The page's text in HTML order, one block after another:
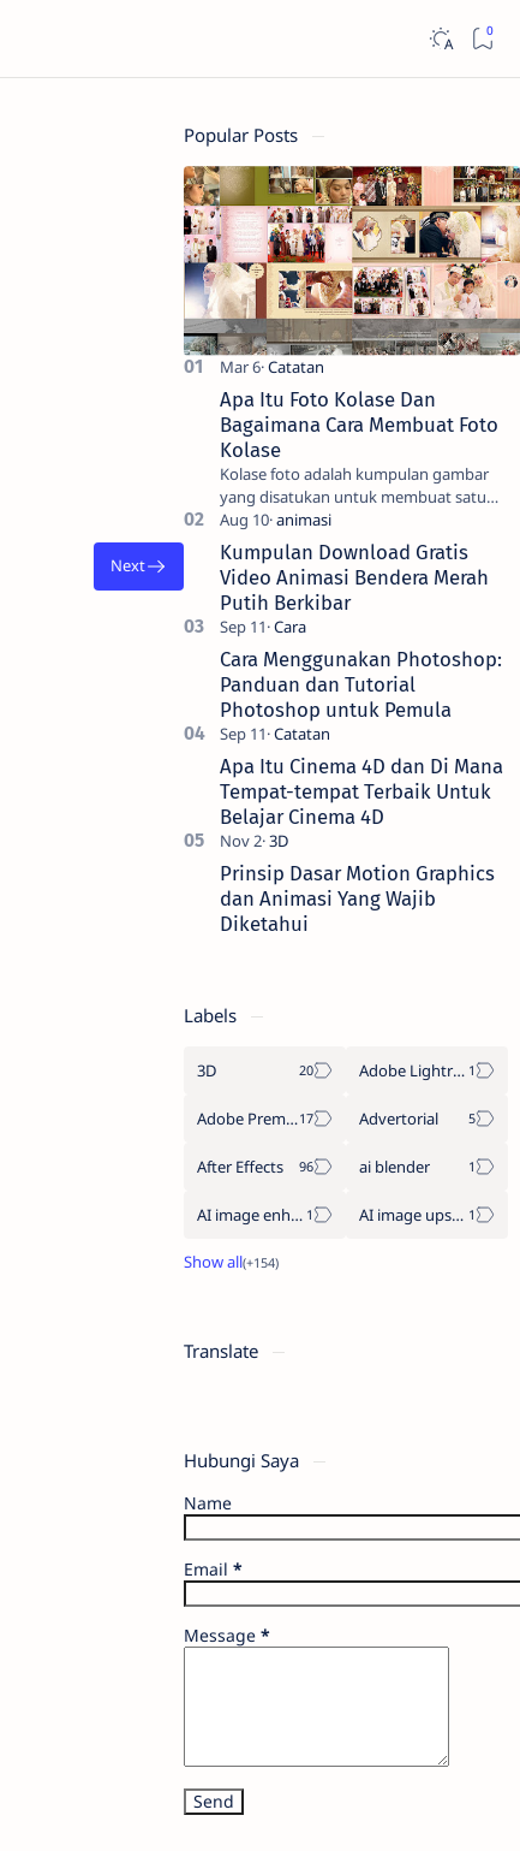
Popular Posts
Apa Itu Foto Kolase Dan
Bagaimana Cara Membuat Foto
Kolase
Kolase foto adalah kumpulan gambar
yang disatukan untuk membuat satu
gambar. Seni tradisional melibatkan
pemotongan gambar menjadi bentuk
yang men…
Kumpulan Download Gratis
Video Animasi Bendera Merah
Putih Berkibar
Cara Menggunakan Photoshop:
Panduan dan Tutorial
Photoshop untuk Pemula
Apa Itu Cinema 4D dan Di Mana
Tempat-tempat Terbaik Untuk
Belajar Cinema 4D
Prinsip Dasar Motion Graphics
dan Animasi Yang Wajib
Diketahui
Labels
3D Adobe Lightroom
Adobe Premiere Pro Advertorial
After Effects ai blender
AI image enhancement AI image upscaler
Translate
Hubungi Saya
Name
Email *
Message *